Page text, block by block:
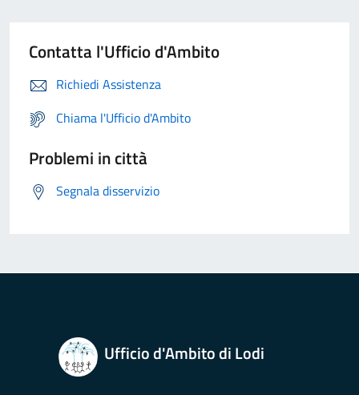
Contatta l'Ufficio d'Ambito
Richiedi Assistenza
Chiama l'Ufficio d'Ambito
Problemi in città
Segnala disservizio
Ufficio d'Ambito di Lodi